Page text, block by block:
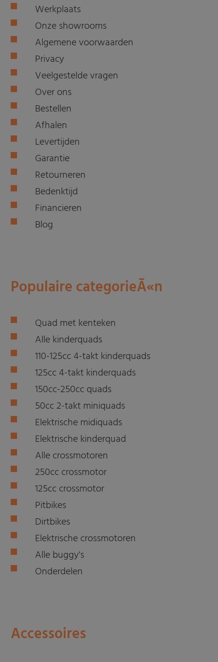
Werkplaats
Onze showrooms
Algemene voorwaarden
Privacy
Veelgestelde vragen
Over ons
Bestellen
Afhalen
Levertijden
Garantie
Retourneren
Bedenktijd
Financieren
Blog
Populaire categorieÃ«n
Quad met kenteken
Alle kinderquads
110-125cc 4-takt kinderquads
125cc 4-takt kinderquads
150cc-250cc quads
50cc 2-takt miniquads
Elektrische midiquads
Elektrische kinderquad
Alle crossmotoren
250cc crossmotor
125cc crossmotor
Pitbikes
Dirtbikes
Elektrische crossmotoren
Alle buggy's
Onderdelen
Accessoires